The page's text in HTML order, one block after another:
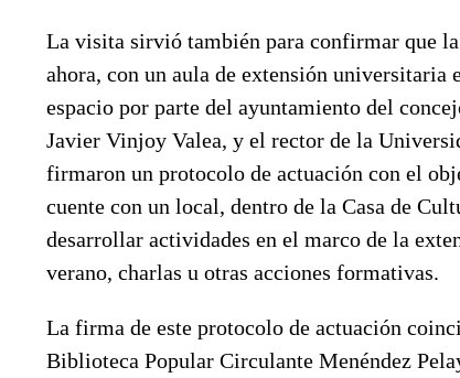
La visita sirvió también para confirmar que
ahora, con un aula de extensión universitaria
espacio por parte del ayuntamiento del
Javier Vinjoy Valea, y el rector de la
firmaron un protocolo de actuación con el
cuente con un local, dentro de la Casa de
desarrollar actividades en el marco de la
verano, charlas u otras acciones formativas.
La firma de este protocolo de actuación
Biblioteca Popular Circulante Menéndez